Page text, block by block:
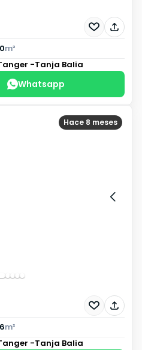
m²
-Tanja Balia
Whatsapp
Hace 8 meses
m²
-Tanja Balia